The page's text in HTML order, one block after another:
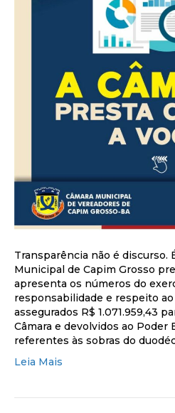
Transparência não é discurso.
Municipal de Capim Grosso
apresenta os números do
responsabilidade e respeito
assegurados R$ 1.071.959,43
Câmara e devolvidos ao Poder
referentes às sobras do
Leia Mais